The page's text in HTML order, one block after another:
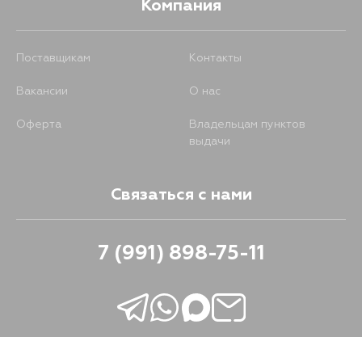
Компания
Поставщикам Контакты
Вакансии О нас
Оферта
Владельцам пунктов
выдачи
Связаться с нами
7 (991) 898-75-11